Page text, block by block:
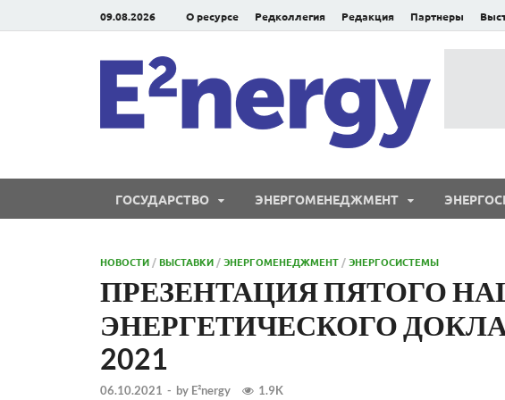
09.08.2026 О ресурсе Редколлегия Редакция Партнеры
ГОСУДАРСТВО ЭНЕРГОМЕНЕДЖМЕНТ
НОВОСТИ /ВЫСТАВКИ /ЭНЕРГОМЕНЕДЖМЕНТ /ЭНЕРГОСИСТЕМЫ
ПРЕЗЕНТАЦИЯ ПЯТОГО
ЭНЕРГЕТИЧЕСКОГО
2021
06.10.2021 - by E²nergy 1.9K